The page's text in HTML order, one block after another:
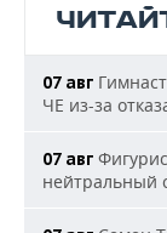
07 авг
ЧЕ из-за
07 авг
нейтральный